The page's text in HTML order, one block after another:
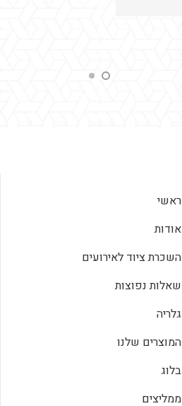
ראשי
אודות
השכרת ציוד לאירועים
שאלות נפוצות
גלריה
המוצרים שלנו
בלוג
ממליצים